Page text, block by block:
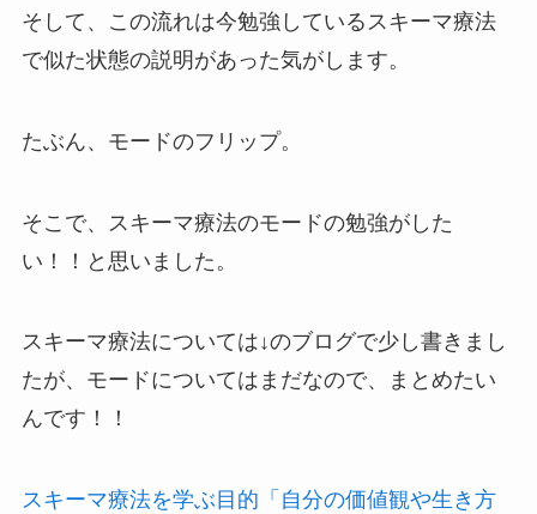
そして、この流れは今勉強しているスキーマ療法
で似た状態の説明があった気がします。
たぶん、モードのフリップ。
そこで、スキーマ療法のモードの勉強がした
い！！と思いました。
スキーマ療法については↓のブログで少し書きまし
たが、モードについてはまだなので、まとめたい
んです！！
スキーマ療法を学ぶ目的「自分の価値観や生き方